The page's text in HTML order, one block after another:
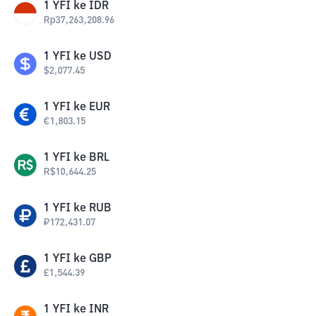
1 YFI ke IDR
Rp37,263,208.96
1 YFI ke USD
$2,077.45
1 YFI ke EUR
€1,803.15
1 YFI ke BRL
R$10,644.25
1 YFI ke RUB
₽172,431.07
1 YFI ke GBP
£1,544.39
1 YFI ke INR